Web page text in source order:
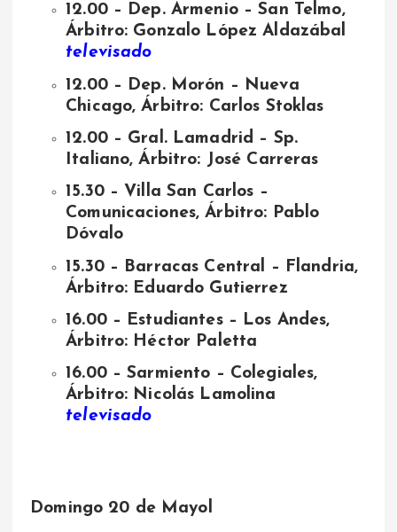
12.00 – Dep. Armenio – San Telmo,
Árbitro: Gonzalo López Aldazábal
televisado
12.00 – Dep. Morón – Nueva
Chicago, Árbitro: Carlos Stoklas
12.00 – Gral. Lamadrid – Sp.
Italiano, Árbitro: José Carreras
15.30 – Villa San Carlos –
Comunicaciones, Árbitro: Pablo
Dóvalo
15.30 – Barracas Central – Flandria,
Árbitro: Eduardo Gutierrez
16.00 – Estudiantes – Los Andes,
Árbitro: Héctor Paletta
16.00 – Sarmiento – Colegiales,
Árbitro: Nicolás Lamolina
televisado
Domingo 20 de Mayol